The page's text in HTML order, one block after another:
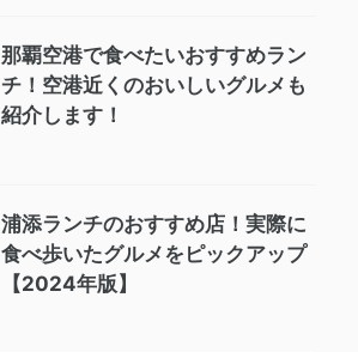
那覇空港で食べたいおすすめラン
チ！空港近くのおいしいグルメも
紹介します！
浦添ランチのおすすめ店！実際に
食べ歩いたグルメをピックアップ
【2024年版】